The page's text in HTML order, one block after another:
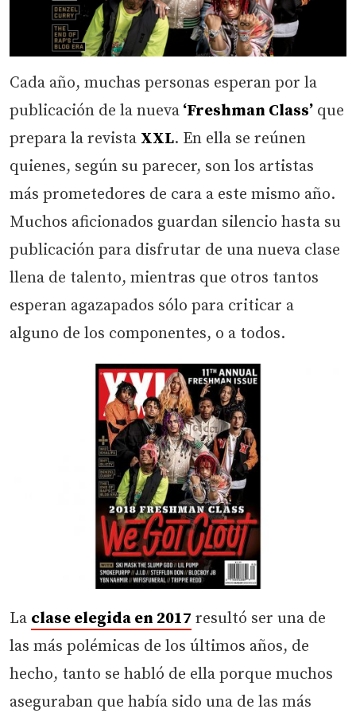
Cada año, muchas personas esperan por la
publicación de la nueva ‘Freshman Class’ que
prepara la revista XXL. En ella se reúnen
quienes, según su parecer, son los artistas
más prometedores de cara a este mismo año.
Muchos aficionados guardan silencio hasta su
publicación para disfrutar de una nueva clase
llena de talento, mientras que otros tantos
esperan agazapados sólo para criticar a
alguno de los componentes, o a todos.
La clase elegida en 2017 resultó ser una de
las más polémicas de los últimos años, de
hecho, tanto se habló de ella porque muchos
aseguraban que había sido una de las más